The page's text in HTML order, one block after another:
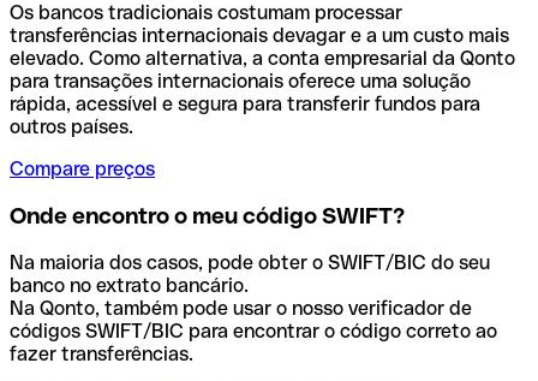
Os bancos tradicionais costumam processar
transferências internacionais devagar e a um custo mais
elevado. Como alternativa, a conta empresarial da Qonto
para transações internacionais oferece uma solução
rápida, acessível e segura para transferir fundos para
outros países.
Compare preços
Onde encontro o meu código SWIFT?
Na maioria dos casos, pode obter o SWIFT/BIC do seu
banco no extrato bancário.
Na Qonto, também pode usar o nosso verificador de
códigos SWIFT/BIC para encontrar o código correto ao
fazer transferências.